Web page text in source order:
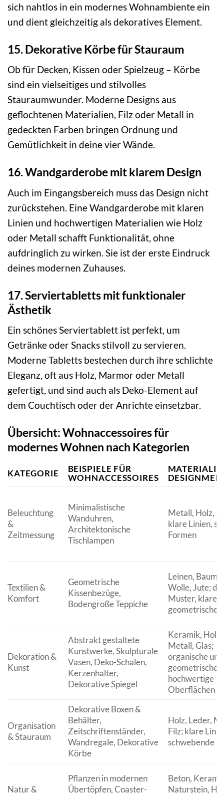
sich nahtlos in ein modernes Wohnambiente ein
und dient gleichzeitig als dekoratives Element.
15. Dekorative Körbe für Stauraum
Ob für Decken, Kissen oder Spielzeug – Körbe
sind ein vielseitiges und stilvolles
Stauraumwunder. Moderne Designs aus
geflochtenen Materialien, Filz oder Metall in
gedeckten Farben bringen Ordnung und
Gemütlichkeit in deine vier Wände.
16. Wandgarderobe mit klarem Design
Auch im Eingangsbereich muss das Design nicht
zurückstehen. Eine Wandgarderobe mit klaren
Linien und hochwertigen Materialien wie Holz
oder Metall schafft Funktionalität, ohne
aufdringlich zu wirken. Sie ist der erste Eindruck
deines modernen Zuhauses.
17. Serviertabletts mit funktionaler
Ästhetik
Ein schönes Serviertablett ist perfekt, um
Getränke oder Snacks stilvoll zu servieren.
Moderne Tabletts bestechen durch ihre schlichte
Eleganz, oft aus Holz, Marmor oder Metall
gefertigt, und sind auch als Deko-Element auf
dem Couchtisch oder der Anrichte einsetzbar.
Übersicht: Wohnaccessoires für
modernes Wohnen nach Kategorien
KATEGORIE
BEISPIELE FÜR
WOHNACCESSOIRES
Beleuchtung
&
Zeitmessung
Minimalistische
Wanduhren,
Architektonische
Tischlampen
Metall, Holz,
klare Linien,
Formen
Textilien &
Komfort
Geometrische
Kissenbezüge,
Bodengroße Teppiche
Leinen,
Wolle, Jute;
Muster, klare
geometrische
Dekoration &
Kunst
Abstrakt gestaltete
Kunstwerke, Skulpturale
Vasen, Deko-Schalen,
Kerzenhalter,
Dekorative Spiegel
Keramik, Holz,
Metall, Glas;
organische und
geometrische
hochwertige
Oberflächen
Organisation
& Stauraum
Dekorative Boxen &
Behälter,
Zeitschriftenständer,
Wandregale, Dekorative
Körbe
Holz, Leder,
Filz; klare
schwebende
Natur &
Pflanzen in modernen
Übertöpfen, Coaster-
Beton,
Naturstein,